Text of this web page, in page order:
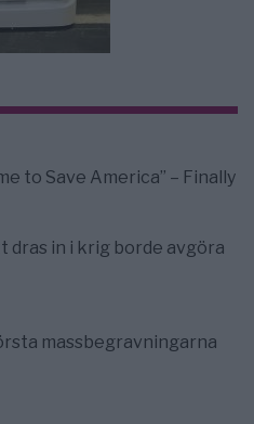
to Save America” – Finally
dras in i krig borde avgöra
massbegravningarna